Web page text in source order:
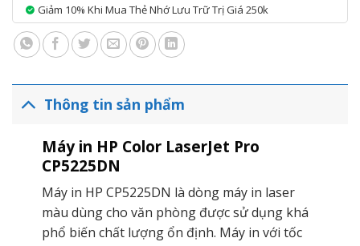
Giảm 10% Khi Mua Thẻ Nhớ Lưu Trữ Trị Giá 250k
Thông tin sản phẩm
Máy in HP Color LaserJet Pro
CP5225DN
Máy in HP CP5225DN là dòng máy in laser
màu dùng cho văn phòng được sử dụng khá
phổ biến chất lượng ổn định. Máy in với tốc